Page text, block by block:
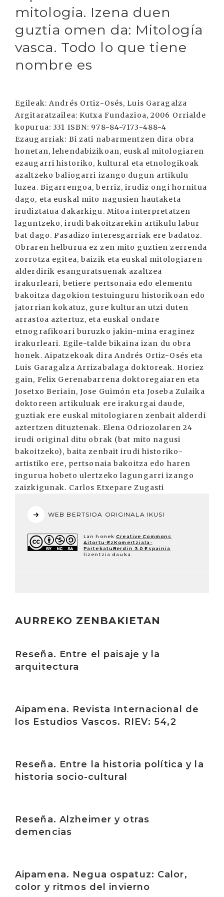
mitologia. Izena duen
guztia omen da: Mitología
vasca. Todo lo que tiene
nombre es
Egileak: Andrés Ortiz-Osés, Luis Garagalza
Argitaratzailea: Kutxa Fundazioa, 2006 Orrialde
kopurua: 331 ISBN: 978-84-7173-488-4
Ezaugarriak: Bi zati nabarmentzen dira obra
honetan, lehendabizikoan, euskal mitologiaren
ezaugarri historiko, kultural eta etnologikoak
azaltzeko baliogarri izango dugun artikulu
luzea. Bigarrengoa, berriz, irudiz ongi hornitua
dago, eta euskal mito nagusien hautaketa
irudiztatua dakarkigu. Mitoa interpretatzen
laguntzeko, irudi bakoitzarekin artikulu labur
bat dago. Pasadizo interesgarriak ere badatoz.
Obraren helburua ez zen mito guztien zerrenda
zorrotza egitea, baizik eta euskal mitologiaren
alderdirik esanguratsuenak azaltzea
irakurleari, betiere pertsonaia edo elementu
bakoitza dagokion testuinguru historikoan edo
jatorrian kokatuz, gure kulturan utzi duten
arrastoa aztertuz, eta euskal ondare
etnografikoari buruzko jakin-mina eraginez
irakurleari. Egile-talde bikaina izan du obra
honek. Aipatzekoak dira Andrés Ortiz-Osés eta
Luis Garagalza Arrizabalaga doktoreak. Horiez
gain, Felix Gerenabarrena doktoregaiaren eta
Josetxo Beriain, Jose Guimón eta Joseba Zulaika
doktoreen artikuluak ere irakurgai daude,
guztiak ere euskal mitologiaren zenbait alderdi
aztertzen dituztenak. Elena Odriozolaren 24
irudi original ditu obrak (bat mito nagusi
bakoitzeko), baita zenbait irudi historiko-
artistiko ere, pertsonaia bakoitza edo haren
ingurua hobeto ulertzeko lagungarri izango
zaizkigunak. Carlos Etxepare Zugasti
WEB BERTSIOA ORIGINALA IKUSI
Lan honek Creative Commons
Aitortu-EzKomertziala-
PartekatuBerdin 3.0 Espainia
lizentzia dauka.
AURREKO ZENBAKIETAN
Reseña. Entre el paisaje y la
arquitectura
Aipamena. Revista Internacional de
los Estudios Vascos. RIEV: 54,2
Reseña. Entre la historia política y la
historia socio-cultural
Reseña. Alzheimer y otras
demencias
Aipamena. Negua ospatuz: Calor,
color y ritmos del invierno